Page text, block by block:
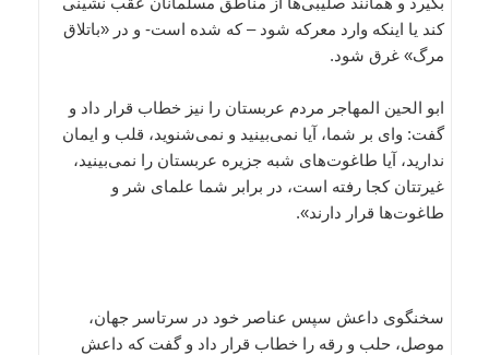
کند یا اینکه وارد معرکه شود – که شده است- و در «باتلاق
مرگ» غرق شود.
ابو الحین المهاجر مردم عربستان را نیز خطاب قرار داد و
گفت:‌ وای بر شما، آیا نمی‌بینید و نمی‌شنوید، قلب و ایمان
ندارید، آیا طاغوت‌های شبه جزیره عربستان را نمی‌بینید،
غیرتتان کجا رفته است، در برابر شما علمای شر و
طاغوت‌ها قرار دارند».
سخنگوی داعش سپس عناصر خود در سرتاسر جهان،
موصل، حلب و رقه را خطاب قرار داد و گفت که داعش